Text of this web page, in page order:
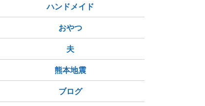
ハンドメイド
おやつ
夫
熊本地震
ブログ